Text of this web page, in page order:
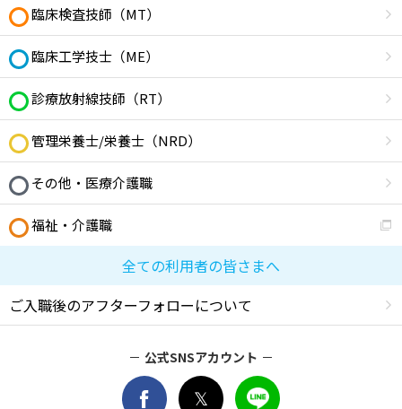
臨床検査技師（MT）
臨床工学技士（ME）
診療放射線技師（RT）
管理栄養士/栄養士（NRD）
その他・医療介護職
福祉・介護職
全ての利用者の皆さまへ
ご入職後のアフターフォローについて
公式SNSアカウント